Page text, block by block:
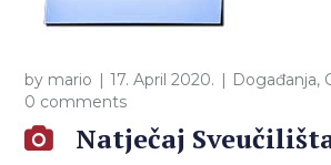
by mario 17. April 2020. Događanja,
0 comments
Natječaj